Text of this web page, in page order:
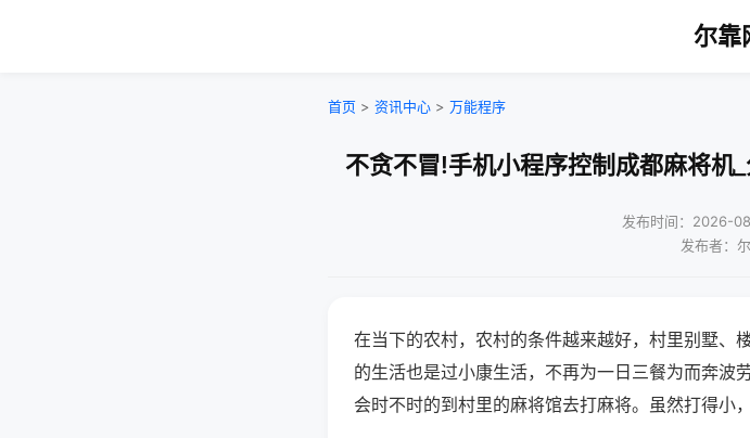
尔靠
首页 > 资讯中心 > 万能程序
不贪不冒!手机小程序控制成都麻将机
发布时间：2026-
发布者：
在当下的农村，农村的条件越来越好，村里别墅、
的生活也是过小康生活，不再为一日三餐为而奔波
会时不时的到村里的麻将馆去打麻将。虽然打得小